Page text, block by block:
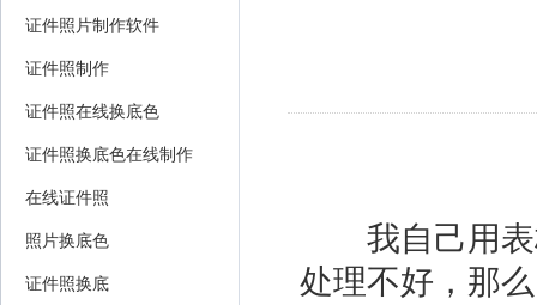
证件照片制作软件
证件照制作
证件照在线换底色
证件照换底色在线制作
在线证件照
照片换底色
证件照换底
我自己用表
处理不好，那